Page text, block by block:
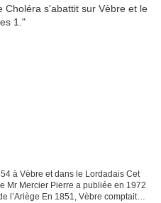
à Vèbre et dans le Lordadais Cet
Mr Mercier Pierre a publiée en 1972
l’Ariège En 1851, Vèbre comptait